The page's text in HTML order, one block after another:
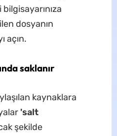
bilgisayarınıza
dosyanın
açın.
saklanır
kaynaklara
'salt
şekilde